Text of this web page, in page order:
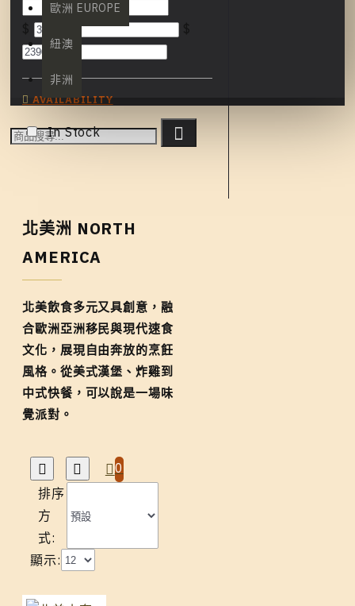
歐洲 EUROPE
紐澳
非洲
$ $
AVAILABILITY
In Stock
北美洲 NORTH
AMERICA
北美飲食多元又具創意，融
合歐洲亞洲移民與現代速食
文化，展現自由奔放的烹飪
風格。從美式漢堡、炸雞到
中式快餐，可以說是一場味
覺派對。
0
排序
方
式:
顯示: